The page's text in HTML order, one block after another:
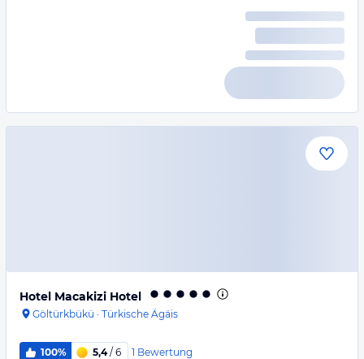
Hotel Macakizi Hotel
Göltürkbükü · Türkische Ägäis
100% 5,4/ 6 1 Bewertung